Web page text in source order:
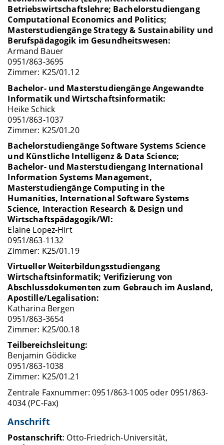
Betriebswirtschaftslehre; Bachelorstudiengang
Computational Economics and Politics;
Masterstudiengänge Strategy & Sustainability und
Berufspädagogik im Gesundheitswesen:
Armand Bauer
0951/863-3695
Zimmer: K25/01.12
Bachelor- und Masterstudiengänge Angewandte
Informatik und Wirtschaftsinformatik:
Heike Schick
0951/863-1037
Zimmer: K25/01.20
Bachelorstudiengänge Software Systems Science
und Künstliche Intelligenz & Data Science;
Bachelor- und Masterstudiengang International
Information Systems Management,
Masterstudiengänge Computing in the
Humanities, International Software Systems
Science, Interaction Research & Design und
Wirtschaftspädagogik/WI:
Elaine Lopez-Hirt
0951/863-1132
Zimmer: K25/01.19
Virtueller Weiterbildungsstudiengang
Wirtschaftsinformatik; Verifizierung von
Abschlussdokumenten zum Gebrauch im Ausland,
Apostille/Legalisation:
Katharina Bergen
0951/863-3654
Zimmer: K25/00.18
Teilbereichsleitung:
Benjamin Gödicke
0951/863-1038
Zimmer: K25/01.21
Zentrale Faxnummer: 0951/863-1005 oder 0951/863-
4034 (PC-Fax)
Anschrift
Postanschrift: Otto-Friedrich-Universität,